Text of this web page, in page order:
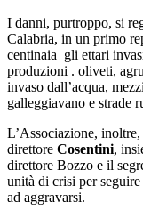
I danni, purtroppo, si
Calabria, in un primo
centinaia gli ettari
produzioni . oliveti,
invaso dall’acqua,
galleggiavano e strade
L’Associazione,
direttore Cosentini,
direttore Bozzo e il
unità di crisi per
ad aggravarsi.